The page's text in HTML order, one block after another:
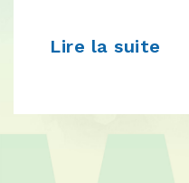
Lire la suite